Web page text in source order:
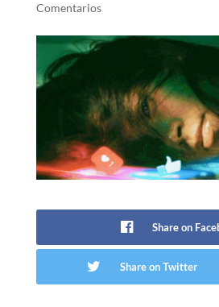
Comentarios
Share on
Share on Twitter